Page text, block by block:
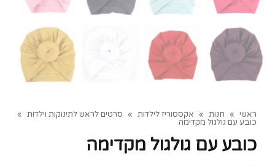
ראשי » חנות » אקססוריז לילדות » סרטים לראש לתינוקות וילדות »
כובע עם גולגול מקדימה
כובע עם גולגול מקדימה